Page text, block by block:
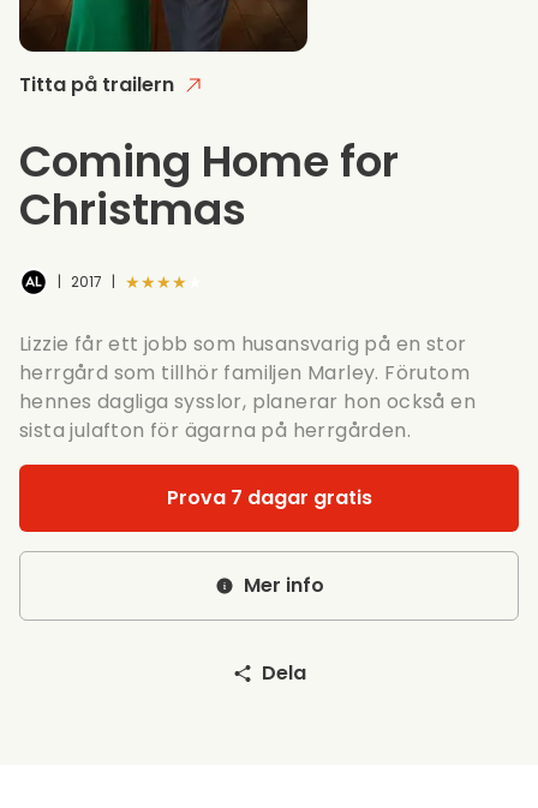
Titta på trailern
Coming Home for
Christmas
| 2017 | ★★★★★
Lizzie får ett jobb som husansvarig på en stor
herrgård som tillhör familjen Marley. Förutom
hennes dagliga sysslor, planerar hon också en
sista julafton för ägarna på herrgården.
Prova 7 dagar gratis
Mer info
Dela